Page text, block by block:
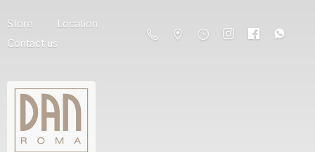
Store
Location
Contact us